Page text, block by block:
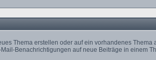
Thema erstellen oder auf ein vorhandenes
Benachrichtigungen auf neue Beiträge in einem